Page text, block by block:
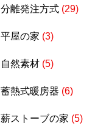
分離発注方式 (29)
平屋の家 (3)
自然素材 (5)
蓄熱式暖房器 (6)
薪ストーブの家 (5)